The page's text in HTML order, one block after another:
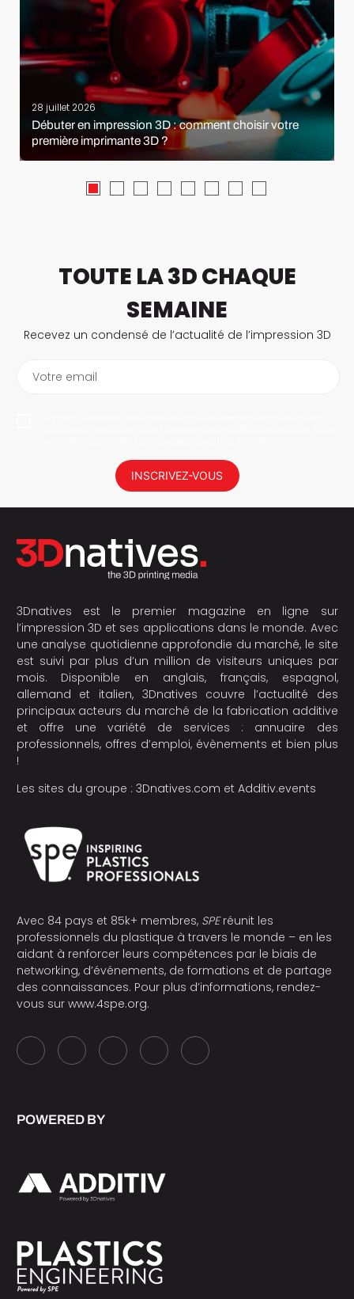
28 juillet 2026
Débuter en impression 3D : comment choisir votre
première imprimante 3D ?
TOUTE LA 3D CHAQUE
SEMAINE
Recevez un condensé de l’actualité de l’impression 3D
Votre email
INSCRIVEZ-VOUS
3Dnatives est le premier magazine en ligne sur
l’impression 3D et ses applications dans le monde. Avec
une analyse quotidienne approfondie du marché, le site
est suivi par plus d’un million de visiteurs uniques par
mois. Disponible en anglais, français, espagnol,
allemand et italien, 3Dnatives couvre l’actualité des
principaux acteurs du marché de la fabrication additive
et offre une variété de services : annuaire des
professionnels, offres d’emploi, évènements et bien plus
!
Les sites du groupe : 3Dnatives.com et Additiv.events
Avec 84 pays et 85k+ membres, SPEréunit les
professionnels du plastique à travers le monde – en les
aidant à renforcer leurs compétences par le biais de
networking, d’événements, de formations et de partage
des connaissances. Pour plus d’informations, rendez-
vous sur www.4spe.org.
POWERED BY